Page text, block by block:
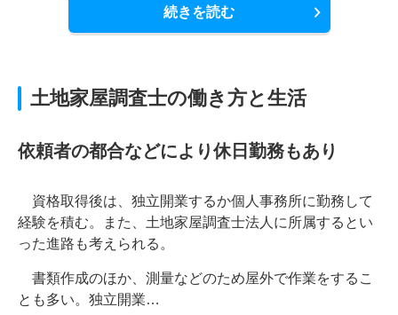
続きを読む
土地家屋調査士の働き方と生活
依頼者の都合などにより休日勤務もあり
資格取得後は、独立開業するか個人事務所に勤務して
経験を積む。また、土地家屋調査士法人に所属するとい
った進路も考えられる。
書類作成のほか、測量などのため屋外で作業をするこ
とも多い。独立開業…